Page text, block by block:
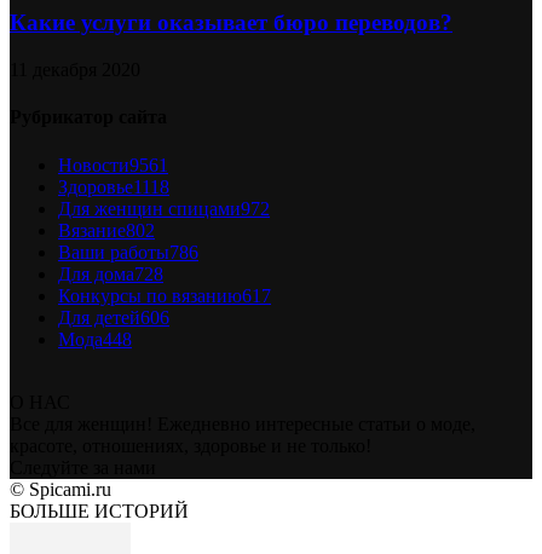
Какие услуги оказывает бюро переводов?
Новости9561
Здоровье1118
Для женщин спицами972
Вязание802
Ваши работы786
Для дома728
Конкурсы по вязанию617
Для детей606
Мода448
© Spicami.ru
БОЛЬШЕ ИСТОРИЙ